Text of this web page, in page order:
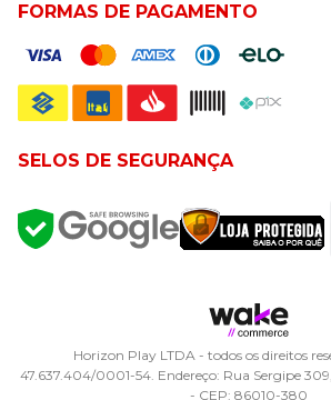
FORMAS DE PAGAMENTO
SELOS DE SEGURANÇA
Horizon Play LTDA - todos os direitos
47.637.404/0001-54. Endereço: Rua Sergipe
- CEP: 86010-380